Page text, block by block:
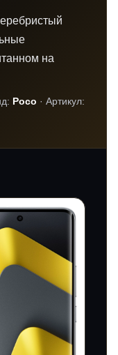
на
Poco · Артикул: